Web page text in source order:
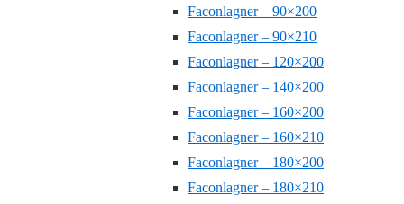
Faconlagner – 90×200
Faconlagner – 90×210
Faconlagner – 120×200
Faconlagner – 140×200
Faconlagner – 160×200
Faconlagner – 160×210
Faconlagner – 180×200
Faconlagner – 180×210